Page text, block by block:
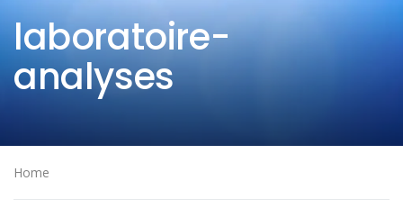
laboratoire-
analyses
Home